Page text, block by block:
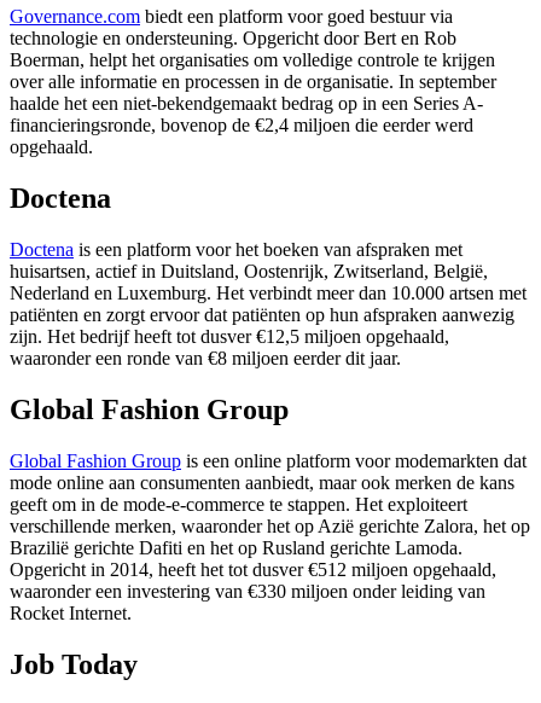
Governance.com biedt een platform voor goed bestuur via
technologie en ondersteuning. Opgericht door Bert en Rob
Boerman, helpt het organisaties om volledige controle te krijgen
over alle informatie en processen in de organisatie. In september
haalde het een niet-bekendgemaakt bedrag op in een Series A-
financieringsronde, bovenop de €2,4 miljoen die eerder werd
opgehaald.
Doctena
Doctena is een platform voor het boeken van afspraken met
huisartsen, actief in Duitsland, Oostenrijk, Zwitserland, België,
Nederland en Luxemburg. Het verbindt meer dan 10.000 artsen met
patiënten en zorgt ervoor dat patiënten op hun afspraken aanwezig
zijn. Het bedrijf heeft tot dusver €12,5 miljoen opgehaald,
waaronder een ronde van €8 miljoen eerder dit jaar.
Global Fashion Group
Global Fashion Group is een online platform voor modemarkten dat
mode online aan consumenten aanbiedt, maar ook merken de kans
geeft om in de mode-e-commerce te stappen. Het exploiteert
verschillende merken, waaronder het op Azië gerichte Zalora, het op
Brazilië gerichte Dafiti en het op Rusland gerichte Lamoda.
Opgericht in 2014, heeft het tot dusver €512 miljoen opgehaald,
waaronder een investering van €330 miljoen onder leiding van
Rocket Internet.
Job Today